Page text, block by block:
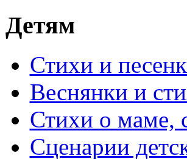
Детям
Стихи и
Веснянки и
Стихи о маме,
Сценарии